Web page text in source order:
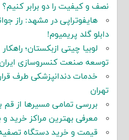
نصف و کیفیت را دو برابر کنیم؟
هایفوتراپی در مشهد: راز
دابلو گلد پریمیوم!
لوبیا چیتی ازبکستان؛
توسعه صنعت کنسروسازی
خدمات دندانپزشکی طرف
تهران
بررسی تمامی مسیرها از
معرفی بهترین مراکز خرید و
قیمت و خرید دستگاه